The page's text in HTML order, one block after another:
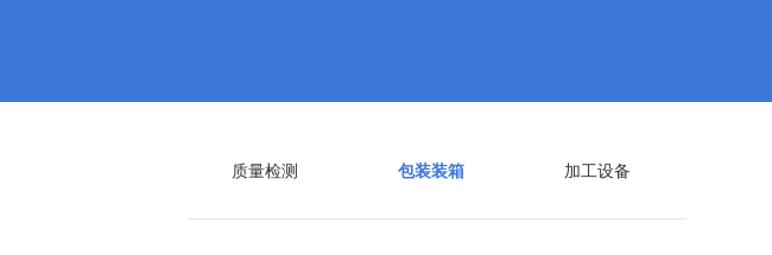
质量检测 包装装箱 加工设备